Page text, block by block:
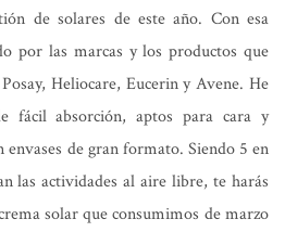
de solares de este año. Con esa
por las marcas y los productos que
Heliocare, Eucerin y Avene. He
fácil absorción, aptos para cara y
envases de gran formato. Siendo 5 en
las actividades al aire libre, te harás
solar que consumimos de marzo